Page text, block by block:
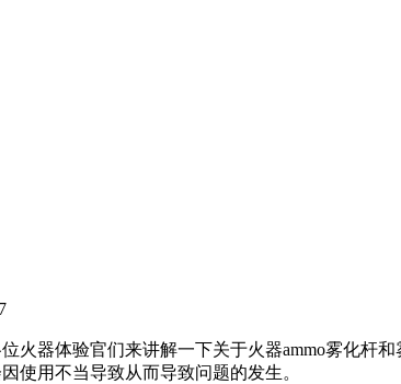
火器体验官们来讲解一下关于火器ammo雾化杆
使用不当导致从而导致问题的发生。